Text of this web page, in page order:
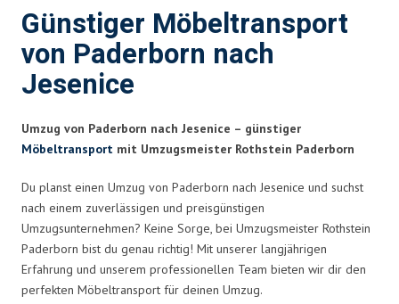
Günstiger Möbeltransport
von Paderborn nach
Jesenice
Umzug von Paderborn nach Jesenice – günstiger
Möbeltransport mit Umzugsmeister Rothstein Paderborn
Du planst einen Umzug von Paderborn nach Jesenice und suchst
nach einem zuverlässigen und preisgünstigen
Umzugsunternehmen? Keine Sorge, bei Umzugsmeister Rothstein
Paderborn bist du genau richtig! Mit unserer langjährigen
Erfahrung und unserem professionellen Team bieten wir dir den
perfekten Möbeltransport für deinen Umzug.